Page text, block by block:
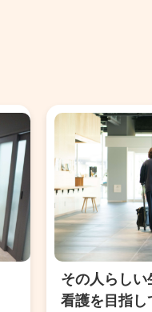
その人らし
看護を目指し